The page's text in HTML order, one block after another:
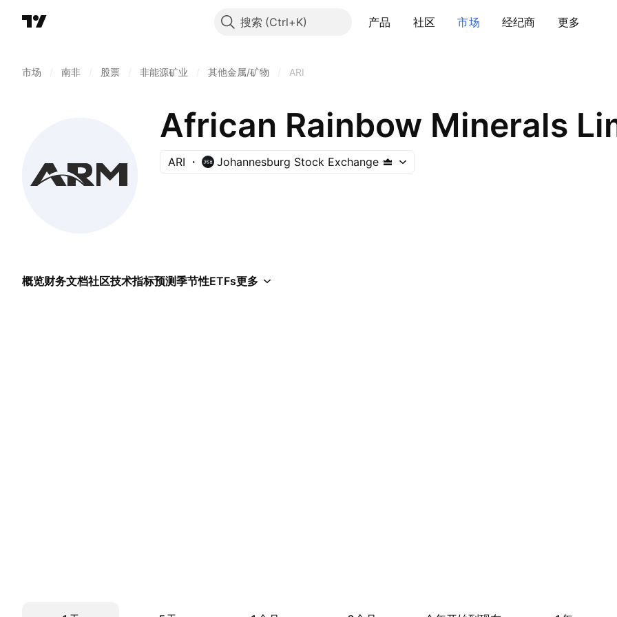
搜索 产品 社区 市场 经纪商 更多
市场 南非 股票 非能源矿业 其他金属/矿物 ARI
African Rainbow Minerals
ARI Johannesburg Stock Exchange
概览财务文档社区技术指标预测季节性ETFs更多